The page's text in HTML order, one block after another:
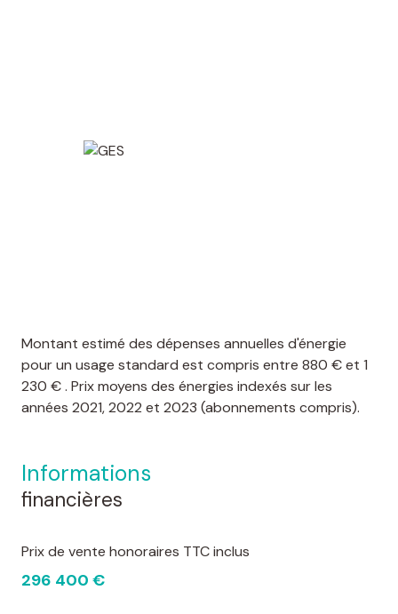
Montant estimé des dépenses annuelles d'énergie
pour un usage standard est compris entre 880 € et 1
230 € . Prix moyens des énergies indexés sur les
années 2021, 2022 et 2023 (abonnements compris).
informations
financières
Prix de vente honoraires TTC inclus
296 400 €